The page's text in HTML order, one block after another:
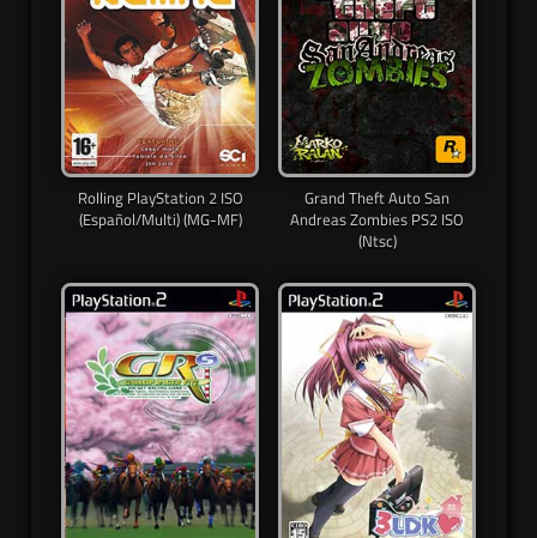
Rolling PlayStation 2 ISO
(Español/Multi) (MG-MF)
Grand Theft Auto San
Andreas Zombies PS2 ISO
(Ntsc)